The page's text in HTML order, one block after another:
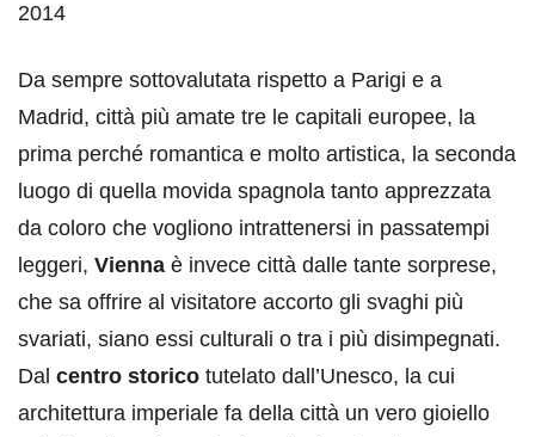
2014
Da sempre sottovalutata rispetto a Parigi e a
Madrid, città più amate tre le capitali europee, la
prima perché romantica e molto artistica, la seconda
luogo di quella movida spagnola tanto apprezzata
da coloro che vogliono intrattenersi in passatempi
leggeri, Vienna è invece città dalle tante sorprese,
che sa offrire al visitatore accorto gli svaghi più
svariati, siano essi culturali o tra i più disimpegnati.
Dal centro storico tutelato dall’Unesco, la cui
architettura imperiale fa della città un vero gioiello